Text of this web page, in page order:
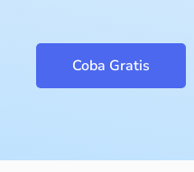
Coba Gratis